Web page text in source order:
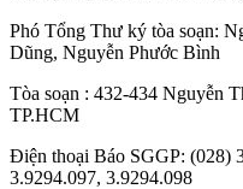
Phó Tổng Thư ký tòa soạn:
Dũng, Nguyễn Phước Bình
Tòa soạn : 432-434 Nguyễn
TP.HCM
Điện thoại Báo SGGP: (028)
3.9294.097, 3.9294.098